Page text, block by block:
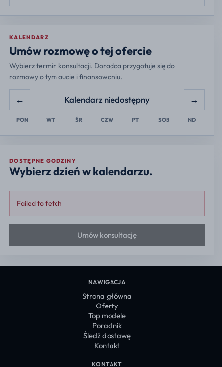
KALENDARZ
Umów rozmowę o tej ofercie
Wybierz termin konsultacji. Doradca przygotuje się do
rozmowy o tym aucie i finansowaniu.
Europe/Warsaw
← Kalendarz niedostępny →
PON WT ŚR CZW PT SOB ND
DOSTĘPNE GODZINY
Wybierz dzień w kalendarzu.
Failed to fetch
Umów konsultację
NAWIGACJA
Strona główna
Oferty
Top modele
Poradnik
Śledź dostawę
Kontakt
KONTAKT